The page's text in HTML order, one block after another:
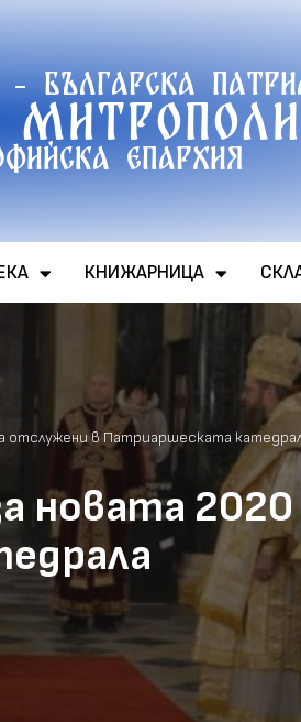
- Българска
епархия
КНИЖАРНИЦА
отслужени в Патриаршеската
новата 2020